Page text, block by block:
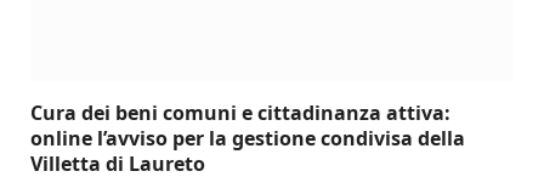
Cura dei beni comuni e cittadinanza attiva:
online l’avviso per la gestione condivisa della
Villetta di Laureto